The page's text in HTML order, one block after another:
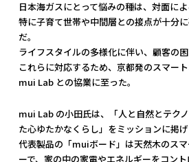
日本海ガスにとって悩みの種は、対面によ
特に子育て世帯や中間層との接点が十分
だ。
ライフスタイルの多様化に伴い、顧客の困
これらに対応するため、京都発のスマー
mui Lab との協業に至った。
mui Lab の小田氏は、「人と自然とテク
た心ゆたかなくらし」をミッションに掲げ
代表製品の「muiボード」は天然木のス
ーで、家の中の家電やエネルギーをコン